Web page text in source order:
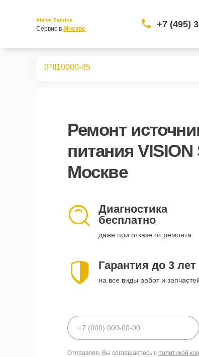
Vision Service
Сервис в Москве +7 (495)
SPII10000-45
Ремонт
питания VISION
Москве
Диагностика
бесплатно
даже при отказе от ремонта
Гарантия до 3 лет
на все виды работ и
Отправляя, Вы соглашаетесь с политикой